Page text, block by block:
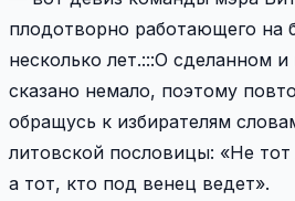
плодотворно работающего на
несколько лет.:::О сделанном
сказано немало, поэтому
обращусь к избирателям
литовской пословицы: «Не
а тот, кто под венец ведет».